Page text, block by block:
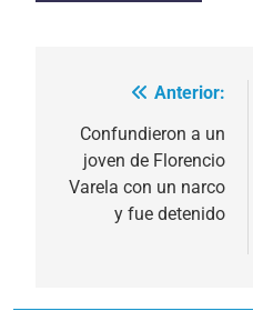
Navegación
de
entradas
Anterior:
Confundieron a un
joven de Florencio
Varela con un narco
y fue detenido